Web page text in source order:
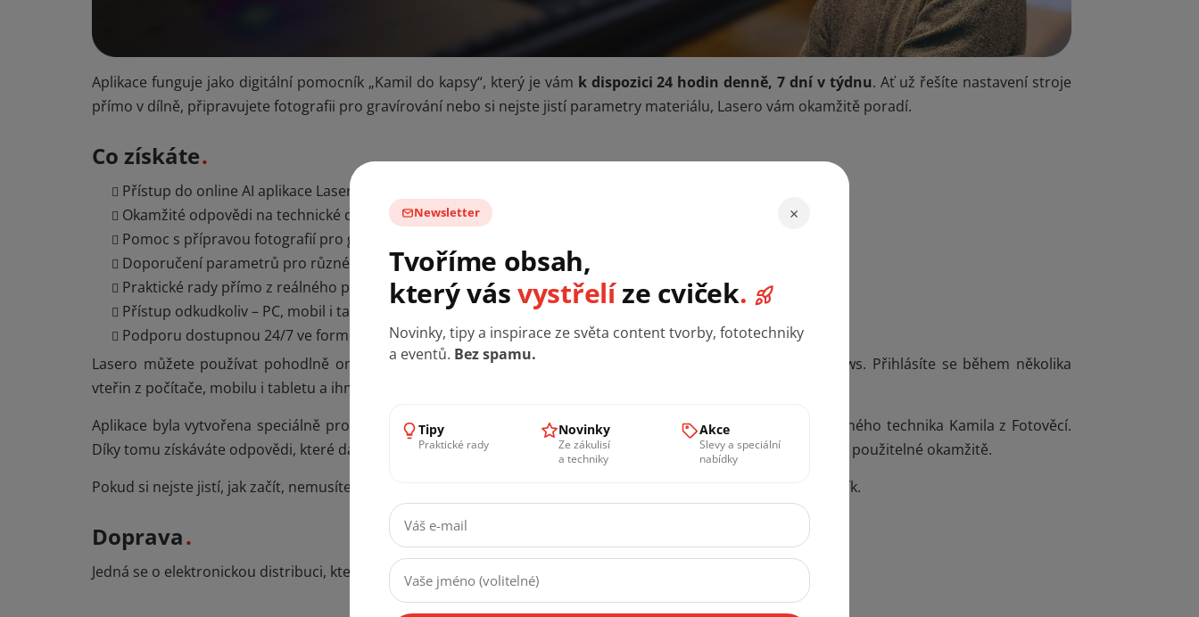
Aplikace funguje jako digitální pomocník „Kamil do kapsy“, který je vám k dispozici 24 hodin denně, 7 dní v týdnu. Ať už řešíte nastavení stroje
přímo v dílně, připravujete fotografii pro gravírování nebo si nejste jistí parametry materiálu, Lasero vám okamžitě poradí.
Co získáte
Přístup do online AI aplikace Lasero
Okamžité odpovědi na technické dotazy
Pomoc s přípravou fotografií pro gravírování
Doporučení parametrů pro různé materiály
Praktické rady přímo z reálného provozu
Přístup odkudkoliv – PC, mobil i tablet
Podporu dostupnou 24/7 ve formě asistenta
Lasero můžete používat pohodlně online přes webový prohlížeč nebo jako samostatnou aplikaci pro Windows. Přihlásíte se během několika
vteřin z počítače, mobilu i tabletu a ihned můžete začít pracovat bez složitého nastavování.
Aplikace byla vytvořena speciálně pro uživatele gravírovacích strojů a vychází z každodenní praxe specializovaného technika Kamila z Fotověcí.
Díky tomu získáváte odpovědi, které dávají smysl v reálném provozu — žádná zbytečná teorie, ale konkrétní rady použitelné okamžitě.
Pokud si nejste jistí, jak začít, nemusíte mít obavy. Lasero je navržené tak, aby ho zvládl používat i úplný začátečník.
Doprava
Jedná se o elektronickou distribuci, která je zdarma. Ihned po zaplacení vám přijde do emailu licenční klíč.
Newsletter ×
Tvoříme obsah,
který vásvystřelíze cviček.
a eventů.Bez spamu.
Praktické rady
a techniky
nabídky